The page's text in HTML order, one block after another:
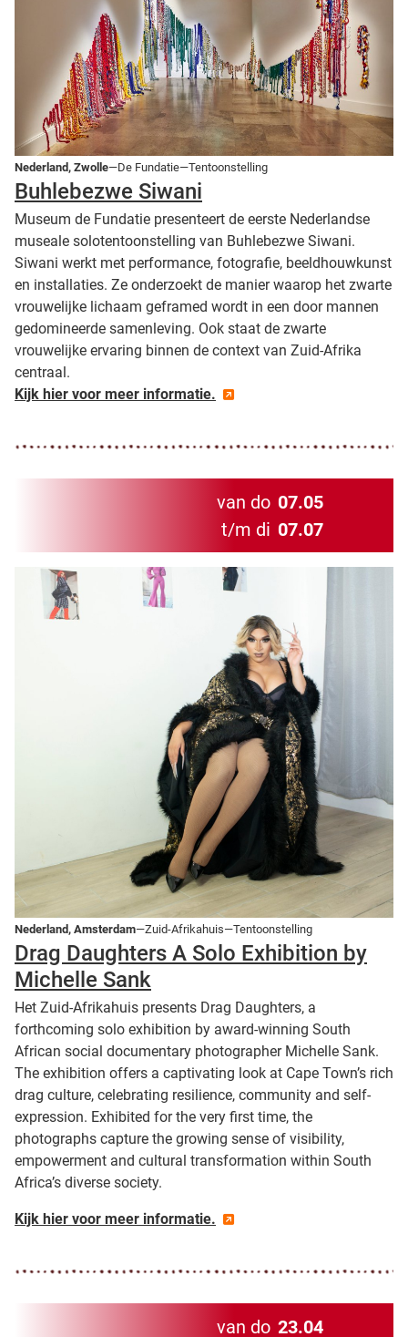
Nederland, Zwolle—De Fundatie—Tentoonstelling
Buhlebezwe Siwani
Museum de Fundatie presenteert de eerste Nederlandse
museale solotentoonstelling van Buhlebezwe Siwani.
Siwani werkt met performance, fotografie, beeldhouwkunst
en installaties. Ze onderzoekt de manier waarop het zwarte
vrouwelijke lichaam geframed wordt in een door mannen
gedomineerde samenleving. Ook staat de zwarte
vrouwelijke ervaring binnen de context van Zuid-Afrika
centraal.
Kijk hier voor meer informatie.
van do 07.05
t/m di 07.07
Nederland, Amsterdam—Zuid-Afrikahuis—Tentoonstelling
Drag Daughters A Solo Exhibition by
Michelle Sank
Het Zuid-Afrikahuis presents Drag Daughters, a
forthcoming solo exhibition by award-winning South
African social documentary photographer Michelle Sank.
The exhibition offers a captivating look at Cape Town’s rich
drag culture, celebrating resilience, community and self-
expression. Exhibited for the very first time, the
photographs capture the growing sense of visibility,
empowerment and cultural transformation within South
Africa’s diverse society.
Kijk hier voor meer informatie.
van do 23.04